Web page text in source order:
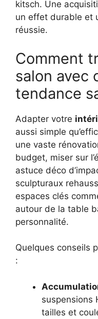
kitsch. Une
un effet durable et
réussie.
Comment
salon avec
tendance
Adapter votre
aussi simple
une vaste
budget, miser sur
astuce déco
sculpturaux
espaces clés
autour de la table
personnalité.
Quelques conseils
:
suspensions
tailles et